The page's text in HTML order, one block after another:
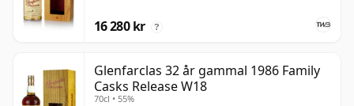
16 280 kr ?
Glenfarclas 32 år gammal 1986 Family
Casks Release W18
70cl • 55%